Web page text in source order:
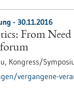
- 30.11.2016
From
Kongress/
vergangene-